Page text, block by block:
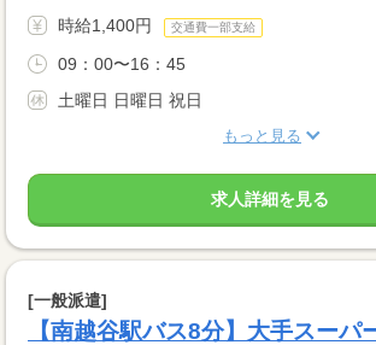
時給1,400円 交通費一部支給
09：00〜16：45
土曜日 日曜日 祝日
もっと見る
求人詳細を見る
[一般派遣]
【南越谷駅バス8分】大手スーパ